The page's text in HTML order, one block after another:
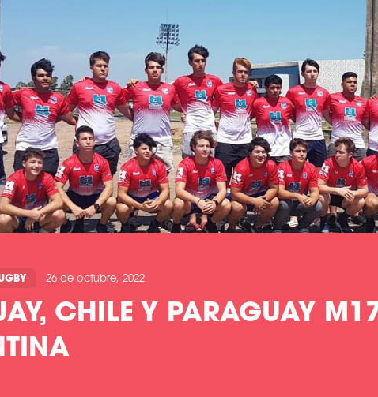
26 de octubre, 2022
CHILE Y PARAGUAY